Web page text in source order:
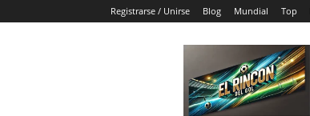
Registrarse / Unirse Blog Mundial Top
Rincón
del
Gol